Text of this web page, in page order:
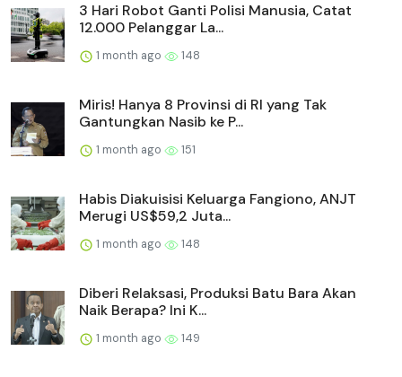
3 Hari Robot Ganti Polisi Manusia, Catat
12.000 Pelanggar La...
1 month ago 148
Miris! Hanya 8 Provinsi di RI yang Tak
Gantungkan Nasib ke P...
1 month ago 151
Habis Diakuisisi Keluarga Fangiono, ANJT
Merugi US$59,2 Juta...
1 month ago 148
Diberi Relaksasi, Produksi Batu Bara Akan
Naik Berapa? Ini K...
1 month ago 149